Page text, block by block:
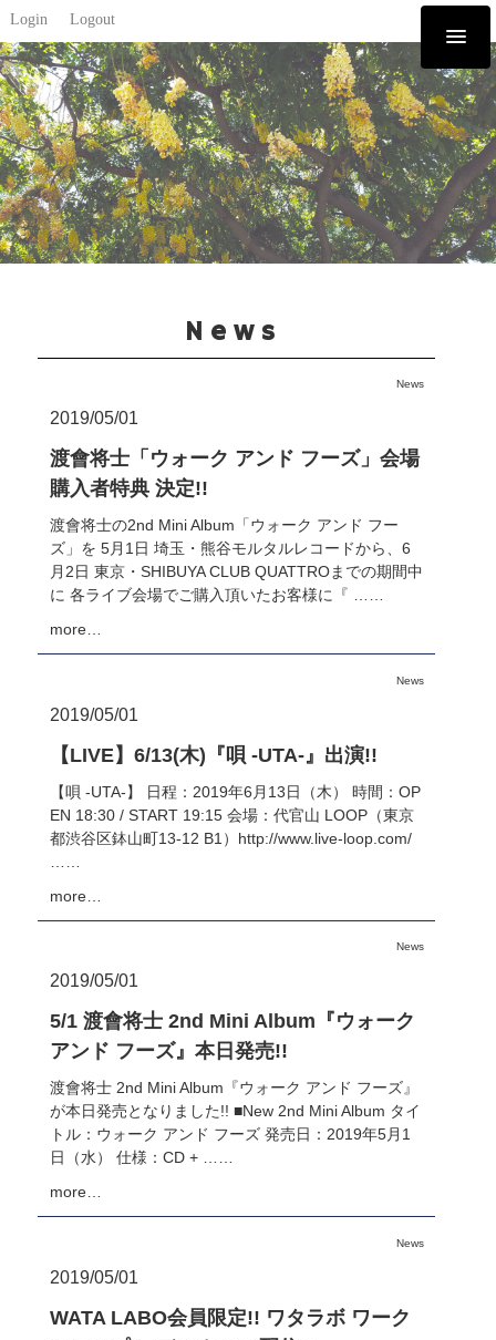
Login Logout
News
News
2019/05/01
渡會将士「ウォーク アンド フーズ」会場
購入者特典 決定!!
渡會将士の2nd Mini Album「ウォーク アンド フー
ズ」を 5月1日 埼玉・熊谷モルタルレコードから、6
月2日 東京・SHIBUYA CLUB QUATTROまでの期間中
に 各ライブ会場でご購入頂いたお客様に『 ……
more…
News
2019/05/01
【LIVE】6/13(木)『唄 -UTA-』出演!!
【唄 -UTA-】 日程：2019年6月13日（木） 時間：OP
EN 18:30 / START 19:15 会場：代官山 LOOP（東京
都渋谷区鉢山町13-12 B1）http://www.live-loop.com/
more…
News
2019/05/01
5/1 渡會将士 2nd Mini Album『ウォーク
アンド フーズ』本日発売!!
渡會将士 2nd Mini Album『ウォーク アンド フーズ』
が本日発売となりました!! ■New 2nd Mini Album タイ
トル：ウォーク アンド フーズ 発売日：2019年5月1
日（水） 仕様：CD + ……
more…
News
2019/05/01
WATA LABO会員限定!! ワタラボ ワーク